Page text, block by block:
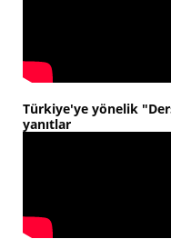
Türkiye'ye yönelik
yanıtlar